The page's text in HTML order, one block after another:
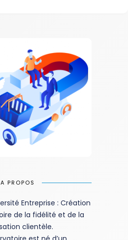
A PROPOS
Entreprise : Création
de la fidélité et de la
clientèle.